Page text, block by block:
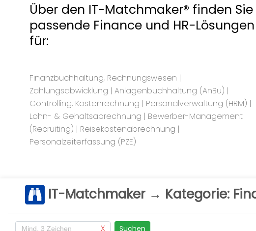
Über den IT-Matchmaker® finden Sie
passende Finance und HR-Lösungen
für:
Finanzbuchhaltung, Rechnungswesen |
Zahlungsabwicklung | Anlagenbuchhaltung (AnBu) |
Controlling, Kostenrechnung | Personalverwaltung (HRM) |
Lohn- & Gehaltsabrechnung | Bewerber-Management
(Recruiting) | Reisekostenabrechnung |
Personalzeiterfassung (PZE)
IT-Matchmaker → Kategorie:
X Suchen